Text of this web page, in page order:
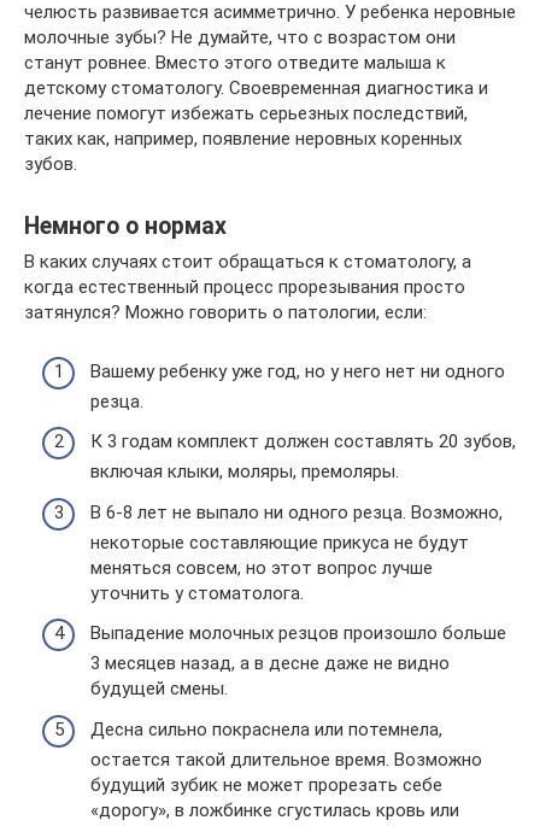
челюсть развивается асимметрично. У ребенка неровные
молочные зубы? Не думайте, что с возрастом они
станут ровнее. Вместо этого отведите малыша к
детскому стоматологу. Своевременная диагностика и
лечение помогут избежать серьезных последствий,
таких как, например, появление неровных коренных
зубов.
Немного о нормах
В каких случаях стоит обращаться к стоматологу, а
когда естественный процесс прорезывания просто
затянулся? Можно говорить о патологии, если:
Вашему ребенку уже год, но у него нет ни одного
резца.
К 3 годам комплект должен составлять 20 зубов,
включая клыки, моляры, премоляры.
В 6-8 лет не выпало ни одного резца. Возможно,
некоторые составляющие прикуса не будут
меняться совсем, но этот вопрос лучше
уточнить у стоматолога.
Выпадение молочных резцов произошло больше
3 месяцев назад, а в десне даже не видно
будущей смены.
Десна сильно покраснела или потемнела,
остается такой длительное время. Возможно
будущий зубик не может прорезать себе
«дорогу», в ложбинке сгустилась кровь или